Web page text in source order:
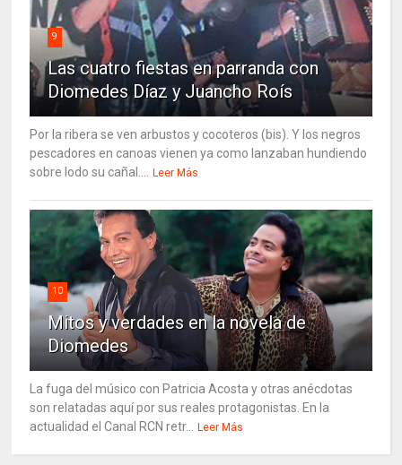
9
Las cuatro fiestas en parranda con
Diomedes Díaz y Juancho Roís
Por la ribera se ven arbustos y cocoteros (bis). Y los negros
pescadores en canoas vienen ya como lanzaban hundiendo
sobre lodo su cañal....
Leer Más
10
Mitos y verdades en la novela de
Diomedes
La fuga del músico con Patricia Acosta y otras anécdotas
son relatadas aquí por sus reales protagonistas. En la
actualidad el Canal RCN retr...
Leer Más